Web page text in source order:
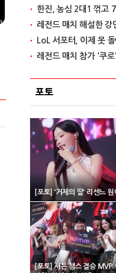
한진, 농심 2대1 꺾고
레전드 매치 해설한
LoL 서포터, 이제 못
포토
[포토] '거제의 딸' 리센느 원
[포토] 서든 챔스 결승 MVP